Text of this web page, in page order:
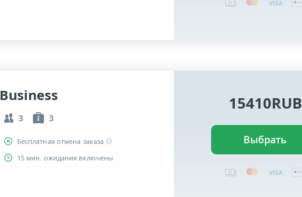
Business
3 3
Бесплатная отмена заказа
15 мин. ожидания включены
15410RUB
Выбрать